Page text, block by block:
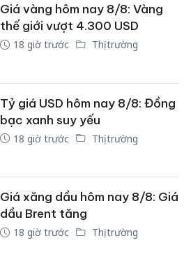
Giá vàng hôm nay 8/8: Vàng
thế giới vượt 4.300 USD
18 giờ trước Thị trường
Tỷ giá USD hôm nay 8/8: Đồng
bạc xanh suy yếu
18 giờ trước Thị trường
Giá xăng dầu hôm nay 8/8: Giá
dầu Brent tăng
18 giờ trước Thị trường